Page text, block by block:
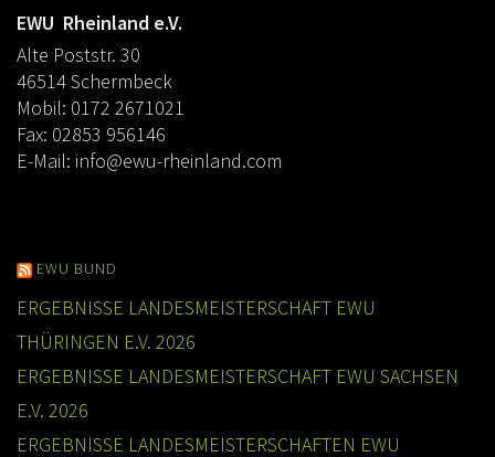
EWU Rheinland e.V.
Alte Poststr. 30
46514 Schermbeck
Mobil: 0172 2671021
Fax: 02853 956146
E-Mail: info@ewu-rheinland.com
EWU BUND
ERGEBNISSE LANDESMEISTERSCHAFT EWU
THÜRINGEN E.V. 2026
ERGEBNISSE LANDESMEISTERSCHAFT EWU SACHSEN
E.V. 2026
ERGEBNISSE LANDESMEISTERSCHAFTEN EWU